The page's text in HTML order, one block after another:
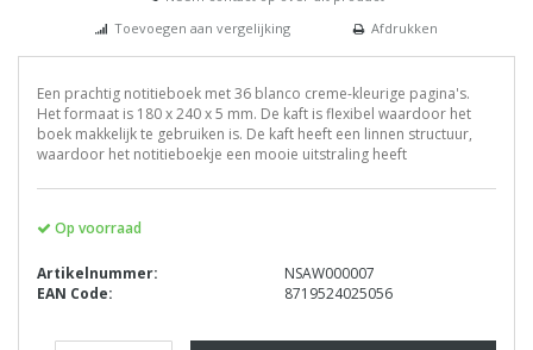
Toevoegen aan vergelijking
Afdrukken
Een prachtig notitieboek met 36 blanco creme-kleurige pagina's.
Het formaat is 180 x 240 x 5 mm. De kaft is flexibel waardoor het
boek makkelijk te gebruiken is. De kaft heeft een linnen structuur,
waardoor het notitieboekje een mooie uitstraling heeft
Op voorraad
Artikelnummer:
NSAW000007
EAN Code:
8719524025056